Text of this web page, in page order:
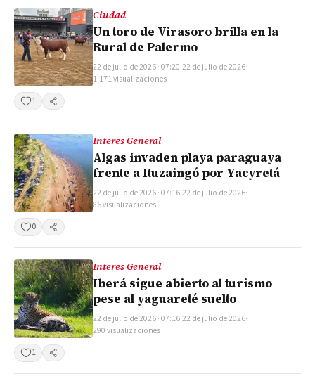
Ciudad
Un toro de Virasoro brilla en la
Rural de Palermo
22 de julio de 2026 · 07:20·22 de julio de 2026·
1.171 visualizaciones
1
Compartir
Interes General
Algas invaden playa paraguaya
frente a Ituzaingó por Yacyretá
22 de julio de 2026 · 07:16·22 de julio de 2026·
86 visualizaciones
0
Compartir
Interes General
Iberá sigue abierto al turismo
pese al yaguareté suelto
22 de julio de 2026 · 07:16·22 de julio de 2026·
290 visualizaciones
1
Compartir